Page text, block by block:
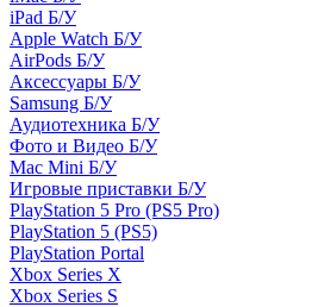
iPad Б/У
Apple Watch Б/У
AirPods Б/У
Аксессуары Б/У
Samsung Б/У
Аудиотехника Б/У
Фото и Видео Б/У
Mac Mini Б/У
Игровые приставки Б/У
PlayStation 5 Pro (PS5 Pro)
PlayStation 5 (PS5)
PlayStation Portal
Xbox Series X
Xbox Series S